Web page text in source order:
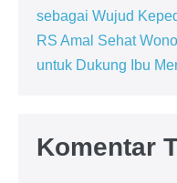
sebagai Wujud
RS Amal Sehat
untuk Dukung Ibu
Komentar